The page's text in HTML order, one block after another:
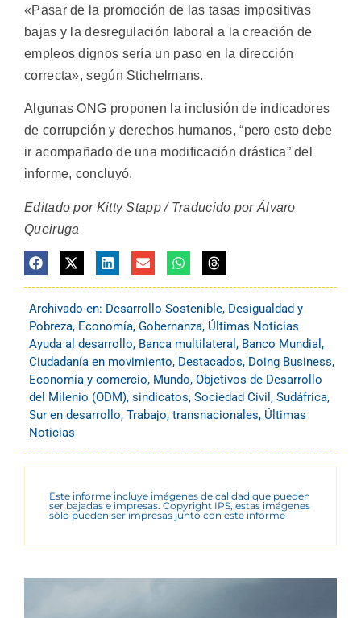
«Pasar de la promoción de las tasas impositivas
bajas y la desregulación laboral a la creación de
empleos dignos sería un paso en la dirección
correcta», según Stichelmans.
Algunas ONG proponen la inclusión de indicadores
de corrupción y derechos humanos, “pero esto debe
ir acompañado de una modificación drástica” del
informe, concluyó.
Editado por Kitty Stapp / Traducido por Álvaro
Queiruga
Archivado en: Desarrollo Sostenible, Desigualdad y
Pobreza, Economía, Gobernanza, Últimas Noticias
Ayuda al desarrollo, Banca multilateral , Banco Mundial ,
Ciudadanía en movimiento, Destacados, Doing Business,
Economía y comercio, Mundo, Objetivos de Desarrollo
del Milenio (ODM), sindicatos, Sociedad Civil , Sudáfrica,
Sur en desarrollo, Trabajo, transnacionales, Últimas
Noticias
Este informe incluye imágenes de calidad que pueden
ser bajadas e impresas. Copyright IPS, estas imágenes
sólo pueden ser impresas junto con este informe